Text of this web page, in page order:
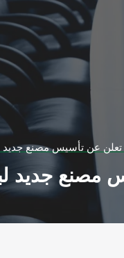
تعلن عن تأسيس مصنع جديد
مصنع جديد